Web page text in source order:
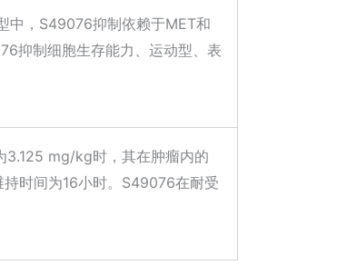
中，S49076抑制依赖于MET和
抑制细胞生存能力、运动型、表
3.125 mg/kg时，其在肿瘤内的
时间为16小时。S49076在耐受